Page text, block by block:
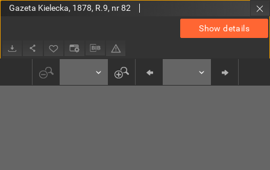
Show details
Gazeta Kielecka, 1878, R.9, nr 82